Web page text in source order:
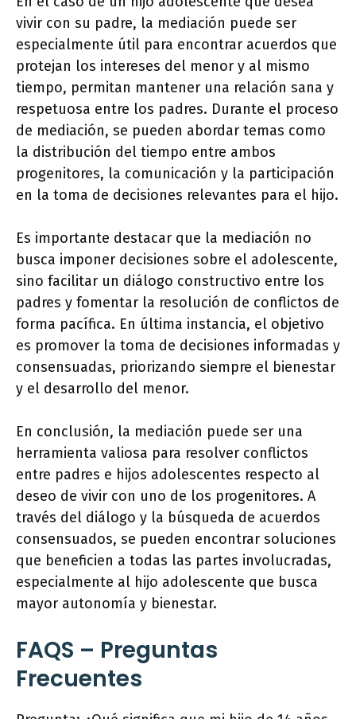
vivir con su padre, la mediación puede ser
especialmente útil para encontrar acuerdos que
protejan los intereses del menor y al mismo
tiempo, permitan mantener una relación sana y
respetuosa entre los padres. Durante el proceso
de mediación, se pueden abordar temas como
la distribución del tiempo entre ambos
progenitores, la comunicación y la participación
en la toma de decisiones relevantes para el hijo.
Es importante destacar que la mediación no
busca imponer decisiones sobre el adolescente,
sino facilitar un diálogo constructivo entre los
padres y fomentar la resolución de conflictos de
forma pacífica. En última instancia, el objetivo
es promover la toma de decisiones informadas y
consensuadas, priorizando siempre el bienestar
y el desarrollo del menor.
En conclusión, la mediación puede ser una
herramienta valiosa para resolver conflictos
entre padres e hijos adolescentes respecto al
deseo de vivir con uno de los progenitores. A
través del diálogo y la búsqueda de acuerdos
consensuados, se pueden encontrar soluciones
que beneficien a todas las partes involucradas,
especialmente al hijo adolescente que busca
mayor autonomía y bienestar.
FAQS – Preguntas
Frecuentes